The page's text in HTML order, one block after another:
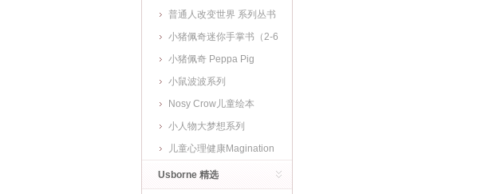
普通人改变世界 系列丛书
小猪佩奇迷你手掌书（2-6
岁)
小猪佩奇 Peppa Pig
小鼠波波系列
Nosy Crow儿童绘本
小人物大梦想系列
儿童心理健康Magination
Press
Usborne 精选